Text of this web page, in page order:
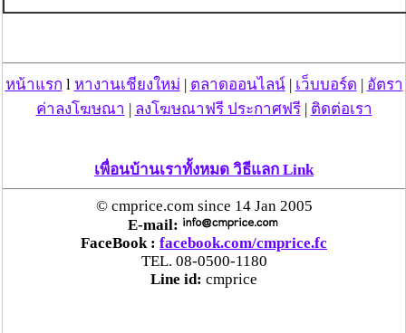
หน้าแรก l หางานเชียงใหม่ | ตลาดออนไลน์| เว็บบอร์ด | อัตรา
ค่าลงโฆษณา | ลงโฆษณาฟรี ประกาศฟรี| ติดต่อเรา
เพื่อนบ้านเราทั้งหมด วิธีแลก Link
© cmprice.com since 14 Jan 2005
E-mail:
FaceBook : facebook.com/cmprice.fc
TEL. 08-0500-1180
Line id: cmprice